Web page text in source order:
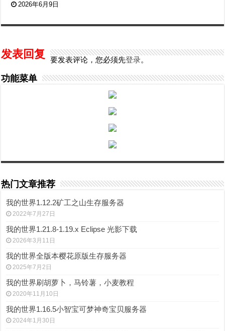
2026年6月9日
发表回复 要发表评论，您必须先登录。
功能菜单
热门文章推荐
我的世界1.12.2矿工之山生存服务器
2022年7月27日
我的世界1.21.8-1.19.x Eclipse 光影下载
2026年3月11日
我的世界全版本樱花原版生存服务器
2025年7月2日
我的世界刷胡萝卜，马铃薯，小麦教程
2020年11月10日
我的世界1.16.5小智宝可梦神奇宝贝服务器
2024年1月30日